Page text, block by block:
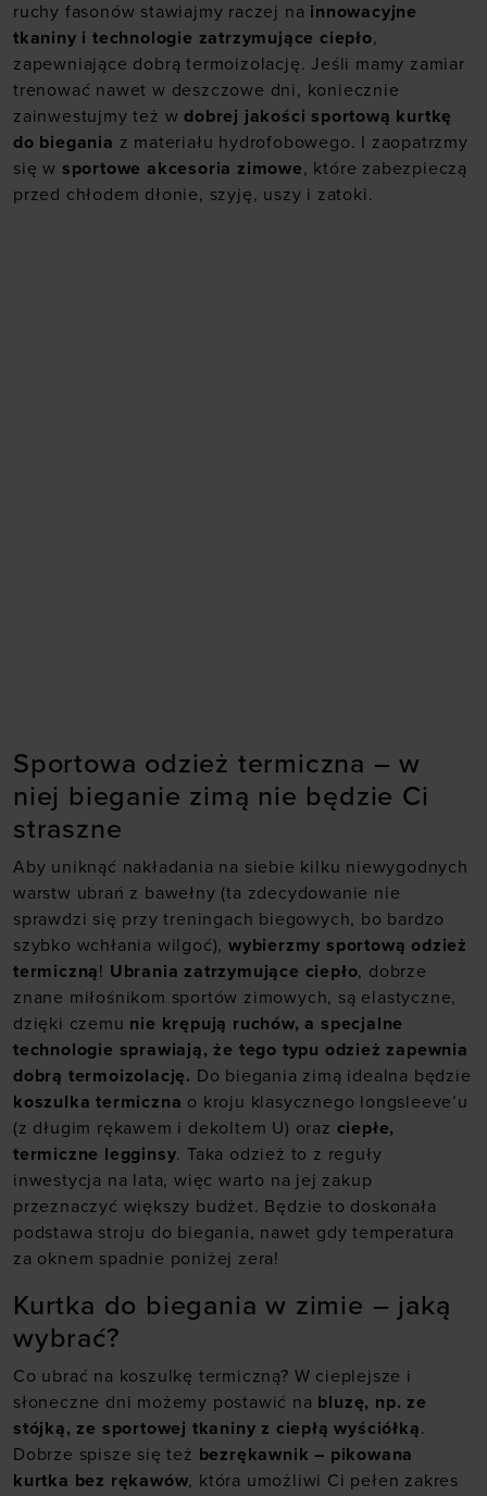
ruchy fasonów stawiajmy raczej na innowacyjne
tkaniny i technologie zatrzymujące ciepło,
zapewniające dobrą termoizolację. Jeśli mamy zamiar
trenować nawet w deszczowe dni, koniecznie
zainwestujmy też wdobrej jakości sportową kurtkę
do biegania z materiału hydrofobowego. I zaopatrzmy
się w sportowe akcesoria zimowe, które zabezpieczą
przed chłodem dłonie, szyję, uszy i zatoki.
Sportowa odzież termiczna – w
niej bieganie zimą nie będzie Ci
straszne
Aby uniknąć nakładania na siebie kilku niewygodnych
warstw ubrań z bawełny (ta zdecydowanie nie
sprawdzi się przy treningach biegowych, bo bardzo
szybko wchłania wilgoć),wybierzmy sportową odzież
termiczną! Ubrania zatrzymujące ciepło, dobrze
znane miłośnikom sportów zimowych, są elastyczne,
dzięki czemu nie krępują ruchów, a specjalne
technologie sprawiają, że tego typu odzież zapewnia
dobrą termoizolację. Do biegania zimą idealna będzie
koszulka termiczna o kroju klasycznego longsleeve’u
(z długim rękawem i dekoltem U) oraz ciepłe,
termiczne legginsy. Taka odzież to z reguły
inwestycja na lata, więc warto na jej zakup
przeznaczyć większy budżet. Będzie to doskonała
podstawa stroju do biegania, nawet gdy temperatura
za oknem spadnie poniżej zera!
Kurtka do biegania w zimie – jaką
wybrać?
Co ubrać na koszulkę termiczną? W cieplejsze i
słoneczne dni możemy postawić na bluzę, np. ze
stójką, ze sportowej tkaniny z ciepłą wyściółką.
Dobrze spisze się też bezrękawnik – pikowana
kurtka bez rękawów, która umożliwi Ci pełen zakres